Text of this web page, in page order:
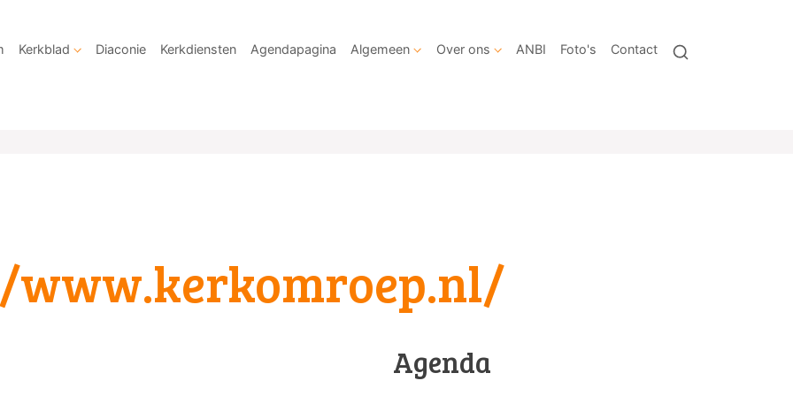
Kerkblad Diaconie Kerkdiensten Agendapagina Algemeen Over ons ANBI Foto's Contact
Agenda